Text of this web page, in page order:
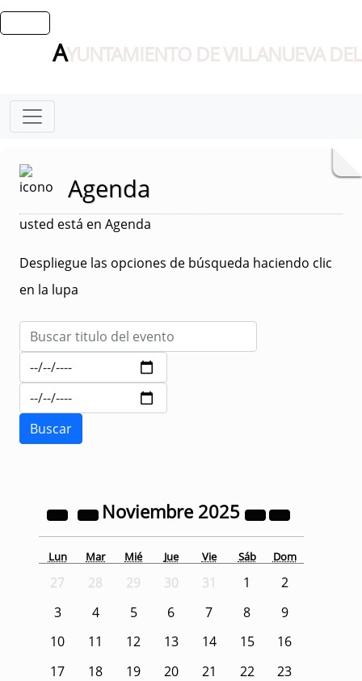
AYUNTAMIENTO DE VILLANUEVA
Agenda
usted está en Agenda
Despliegue las opciones de búsqueda haciendo clic
en la lupa
Noviembre 2025
Lun Mar Mié Jue Vie Sáb Dom
27 28 29 30 31 1
2
3
4 5 6 7 8
9
10
11 12 13 14 15
16
17
18 19 20 21 22
23